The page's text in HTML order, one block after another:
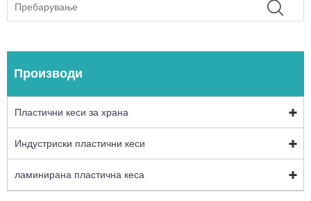
Производи
Пластични кеси за храна
Индустриски пластични кеси
ламинирана пластична кеса